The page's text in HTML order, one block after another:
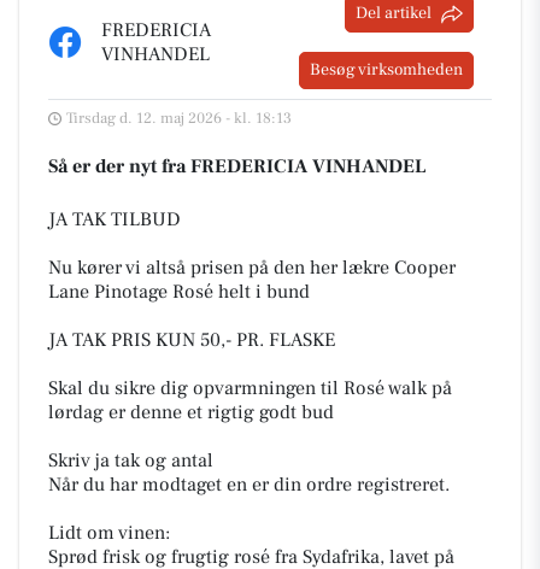
FREDERICIA
VINHANDEL
Del artikel
Besøg virksomheden
Tirsdag d. 12. maj 2026 - kl. 18:13
Så er der nyt fra FREDERICIA VINHANDEL
JA TAK TILBUD
Nu kører vi altså prisen på den her lækre Cooper
Lane Pinotage Rosé helt i bund
JA TAK PRIS KUN 50,- PR. FLASKE
Skal du sikre dig opvarmningen til Rosé walk på
lørdag er denne et rigtig godt bud
Skriv ja tak og antal
Når du har modtaget en er din ordre registreret.
Lidt om vinen:
Sprød frisk og frugtig rosé fra Sydafrika, lavet på